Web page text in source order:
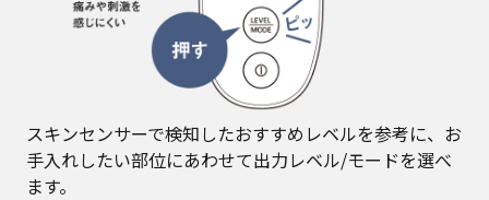
スキンセンサーで検知したおすすめレベルを参考に、お
手入れしたい部位にあわせて出力レベル/モードを選べ
ます。